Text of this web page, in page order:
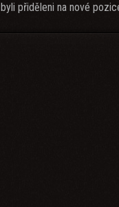
byli přiděleni na nové